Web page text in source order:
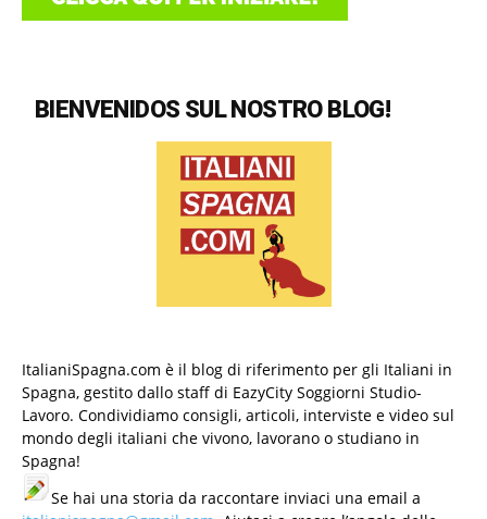
BIENVENIDOS SUL NOSTRO BLOG!
ItalianiSpagna.com è il blog di riferimento per gli Italiani in
Spagna, gestito dallo staff di EazyCity Soggiorni Studio-
Lavoro. Condividiamo consigli, articoli, interviste e video sul
mondo degli italiani che vivono, lavorano o studiano in
Spagna!
Se hai una storia da raccontare inviaci una email a